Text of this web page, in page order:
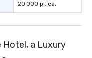
20 000 pi. ca.
Hotel, a Luxury